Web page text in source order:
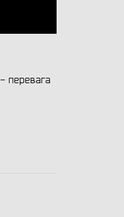
- перевага